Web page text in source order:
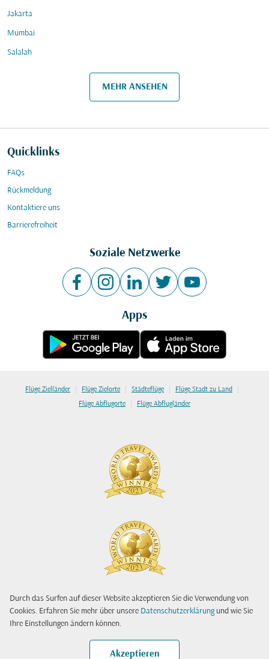
Durch das Surfen auf dieser Website akzeptieren Sie die Verwendung von
Cookies. Erfahren Sie mehr über unsere Datenschutzerklärung und wie Sie
Ihre Einstellungen ändern können.
Akzeptieren
Jakarta
Mumbai
Salalah
MEHR ANSEHEN
Quicklinks
FAQs
Rückmeldung
Kontaktiere uns
Barrierefreiheit
Soziale Netzwerke
Apps
Flüge Zielländer | Flüge Zielorte | Städteflüge | Flüge Stadt zu Land |
Flüge Abflugorte | Flüge Abflugländer